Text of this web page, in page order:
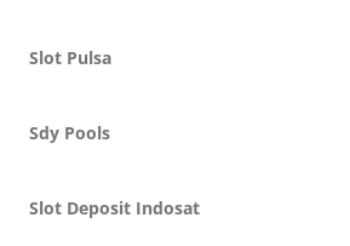
Slot Pulsa
Sdy Pools
Slot Deposit Indosat